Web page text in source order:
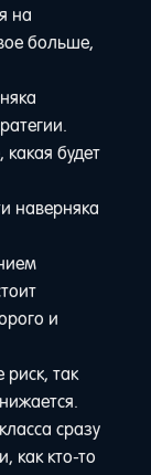
на
больше,
будет
наверняка
и
так
сразу
как кто-то